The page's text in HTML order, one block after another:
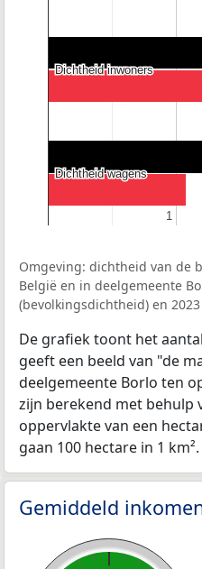
11
Dichtheid inwoners
Dichtheid inwoners
Dichtheid wagens
Dichtheid wagens
Omgeving: dichtheid van de
België en in deelgemeente
(bevolkingsdichtheid) en
De grafiek toont het
geeft een beeld van "de
deelgemeente Borlo ten
zijn berekend met behulp
oppervlakte van een
gaan 100 hectare in 1 km².
Gemiddeld